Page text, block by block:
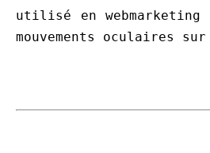
utilisé en
mouvements oculaires